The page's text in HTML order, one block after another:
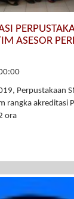
ASESOR
Perpustakaan
rangka akreditasi
ora